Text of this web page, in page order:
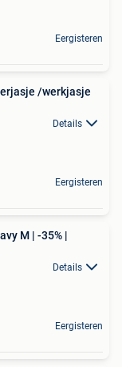
Eergisteren
/werkjasje
Details
Eergisteren
M | -35% |
Details
Eergisteren